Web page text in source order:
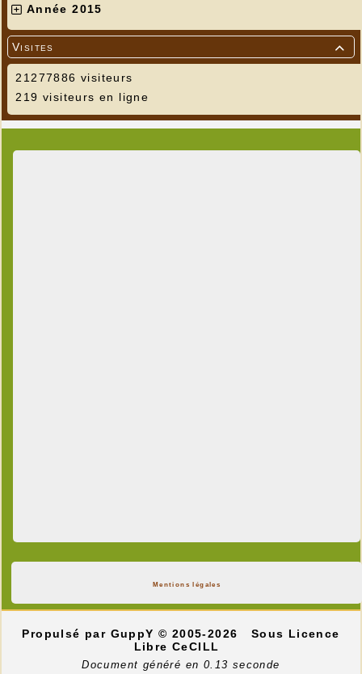
Année 2015

Visites
21277886 visiteurs
219 visiteurs en ligne
Mentions légales
Propulsé par GuppY© 2005-2026
Sous Licence
Libre CeCILL
Document généré en 0.13 seconde